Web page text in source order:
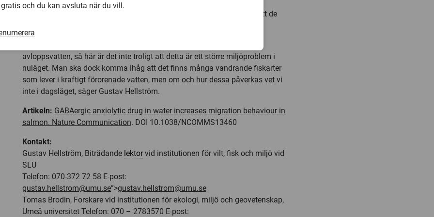
Studien har även relevans ur ett föroreningsperspektiv då de halter av
ångestdämpande läkemedel som laxen utsattes för var låga, så låga att de
avloppsvatten, så här är det inte troligt att detta är ett större miljöproblem i
nuläget. Man ska dock komma ihåg att det finns många vandrande fiskarter
som lever i kraftigt förorenade vatten, men om och hur dessa påverkas vet vi
inte i dagsläget, säger Gustav Hellström.
Artikeln: GABAergic anxiolytic drug in water increases migration behaviour in
salmon. Nature Communication. DOI 10.1038/NCOMMS13460
Kontakt:
Gustav Hellström, Biträdande lektorvid institutionen för vilt, fisk och miljö vid
SLU
Telefon: 070-372 72 58 E-post:
gustav.hellstrom@umu.se”>gustav.hellstrom@umu.se
Tomas Brodin, Forskare vid institutionen för ekologi, miljö och geovetenskap,
Umeå universitet Telefon: 070 – 2783570 E-post:
gratis och du kan avsluta när du vill.